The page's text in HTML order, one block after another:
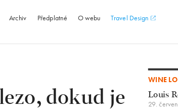
Archiv Předplatné O webu Travel Design
dokud je
WINE
Louis
29.